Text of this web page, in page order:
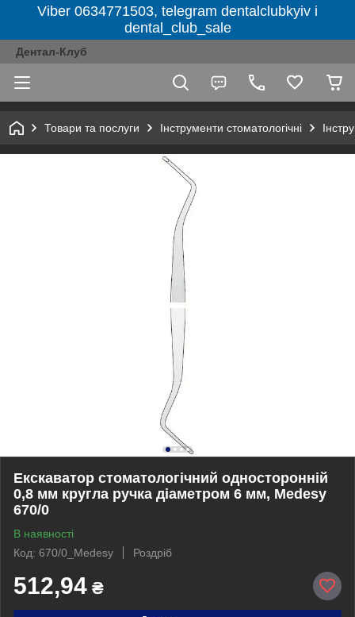
Viber 0634771503, telegram dentalclubkyiv і
dental_club_sale
Дентал-Клуб
Товари та послуги Інструменти стоматологічні
Екскаватор стоматологічний односторонній
0,8 мм кругла ручка діаметром 6 мм, Medesy
670/0
В наявності
Код: 670/0_Medesy
Роздріб
512,94 ₴